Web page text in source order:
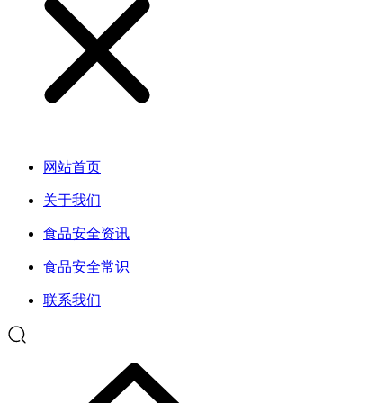
网站首页
关于我们
食品安全资讯
食品安全常识
联系我们